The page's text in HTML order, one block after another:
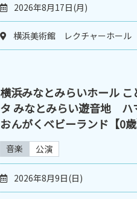
2026年8月17日(月)
横浜美術館 レクチャーホール
横浜みなとみらいホール こ
タ みなとみらい遊音地 ハ
おんがくベビーランド【0歳
音楽 公演
2026年8月9日(日)